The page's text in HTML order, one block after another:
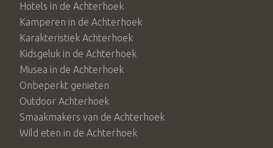
Hotels in de Achterhoek
Kamperen in de Achterhoek
Karakteristiek Achterhoek
Kidsgeluk in de Achterhoek
Musea in de Achterhoek
Onbeperkt genieten
Outdoor Achterhoek
Smaakmakers van de Achterhoek
Wild eten in de Achterhoek